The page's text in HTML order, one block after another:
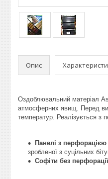
Опис
Оздоблювальний матеріал
атмосферних явищ. Перед
температур. Реалізується з
Панелі з перфорацією
зробленої з суцільних
Софіти без перфорації